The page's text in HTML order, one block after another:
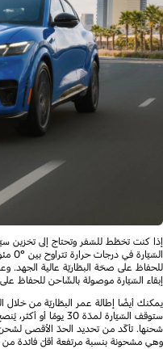
إذا كنت تخطّط للسّفر وتحتاج إلى تخزين
للحفاظ على صحّة البطّاريّة عالية الجهد.
إبقاء السّيّارة موصولة بالشّاحن للحفاظ على
ستوقف السّيّارة لمدّة
وهي مشحونة بنسبة مرتفعة أقلّ فائدة